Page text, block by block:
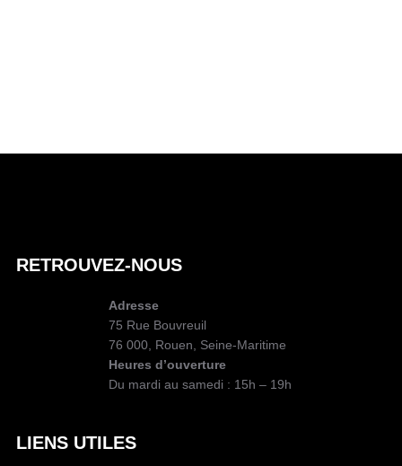
RETROUVEZ-NOUS
Adresse
75 Rue Bouvreuil
76 000, Rouen, Seine-Maritime
Heures d’ouverture
Du mardi au samedi : 15h – 19h
LIENS UTILES